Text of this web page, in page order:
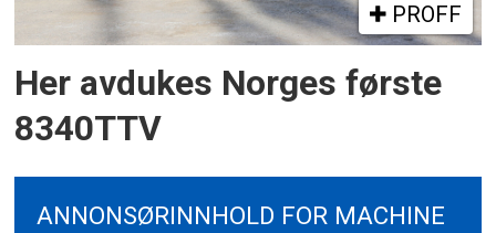
PROFF
Her avdukes Norges første
8340TTV
ANNONSØRINNHOLD FOR MACHINE